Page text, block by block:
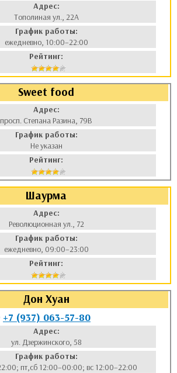
Адрес:
Тополиная ул., 22А
График работы:
ежедневно, 10:00–22:00
Рейтинг:
Sweet food
Адрес:
просп. Степана Разина, 79В
График работы:
Не указан
Рейтинг:
Шаурма
Адрес:
Революционная ул., 72
График работы:
ежедневно, 09:00–23:00
Рейтинг:
Дон Хуан
+7 (937) 063-57-80
Адрес:
ул. Дзержинского, 58
График работы:
пт,сб 12:00–00:00; вс 12:00–22:00